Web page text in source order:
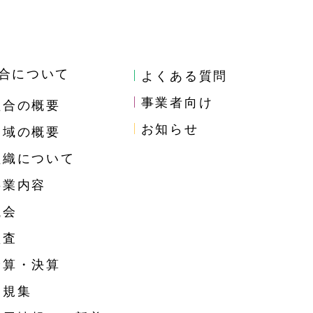
について
の概要
の概要
について
内容
・決算
集
よくある質問
事業者向け
お知らせ